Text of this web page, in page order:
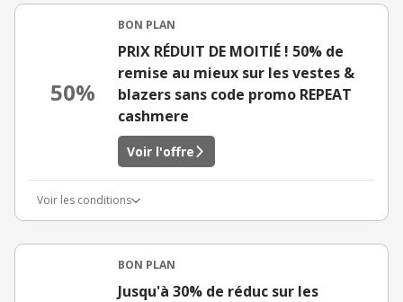
50%
BON PLAN
PRIX RÉDUIT DE MOITIÉ ! 50% de
remise au mieux sur les vestes &
blazers sans code promo REPEAT
cashmere
Voir l'offre
Voir les conditions
BON PLAN
Jusqu'à 30% de réduc sur les